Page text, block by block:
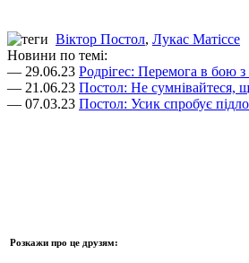
Віктор Постол, Лукас Матіссе
Новини по темі:
— 29.06.23 Родрігес: Перемога в бою
— 21.06.23 Постол: Не сумнівайтеся,
— 07.03.23 Постол: Усик спробує
Розкажи про це друзям: